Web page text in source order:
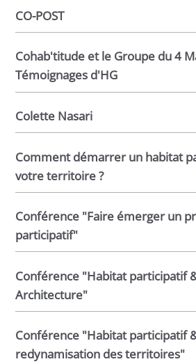
CO-POST
Cohab'titude et le Groupe du 4
Témoignages d'HG
Colette Nasari
Comment démarrer un habitat
votre territoire ?
Conférence "Faire émerger un
participatif"
Conférence "Habitat participatif
Architecture"
Conférence "Habitat participatif
redynamisation des territoires"